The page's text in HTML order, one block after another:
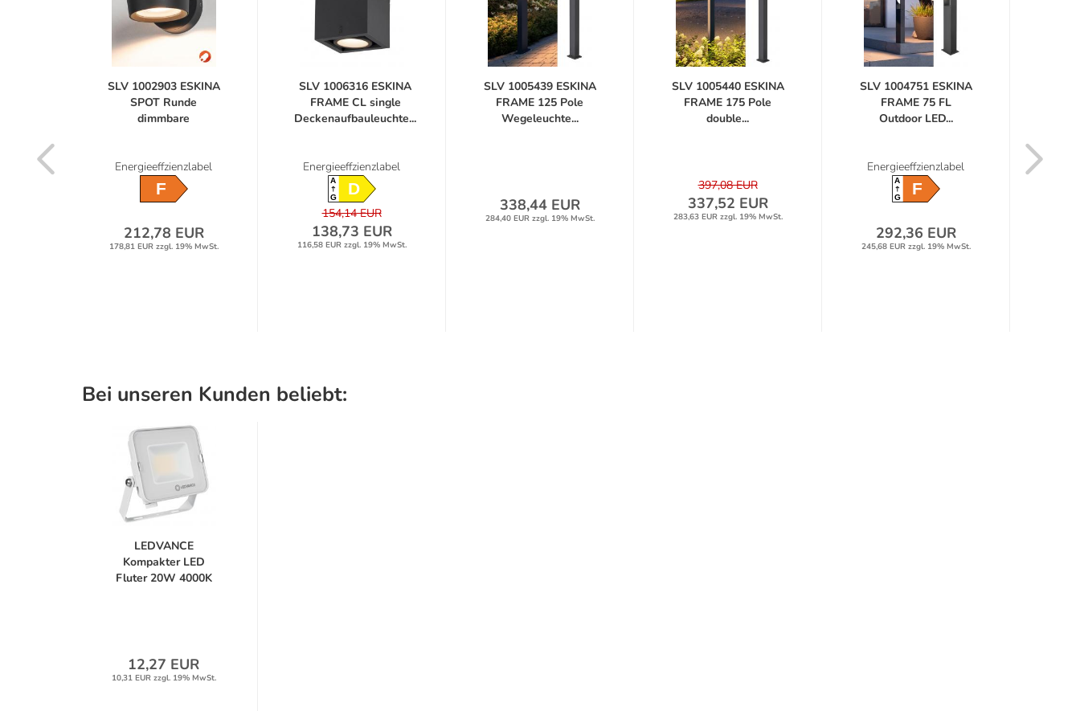
SLV 1002903 ESKINA
SPOT Runde
dimmbare
Energieeffzienzlabel
F
212,78 EUR
178,81 EUR zzgl. 19% MwSt.
SLV 1006316 ESKINA
FRAME CL single
Deckenaufbauleuchte...
Energieeffzienzlabel
A
GD
154,14 EUR
138,73 EUR
116,58 EUR zzgl. 19% MwSt.
SLV 1005439 ESKINA
FRAME 125 Pole
Wegeleuchte...
338,44 EUR
284,40 EUR zzgl. 19% MwSt.
SLV 1005440 ESKINA
FRAME 175 Pole
double...
397,08 EUR
337,52 EUR
283,63 EUR zzgl. 19% MwSt.
SLV 1004751 ESKINA
FRAME 75 FL
Outdoor LED...
Energieeffzienzlabel
A
GF
292,36 EUR
245,68 EUR zzgl. 19% MwSt.
Bei unseren Kunden beliebt:
LEDVANCE
Kompakter LED
Fluter 20W 4000K
12,27 EUR
10,31 EUR zzgl. 19% MwSt.